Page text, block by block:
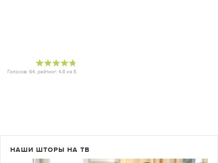
Голосов: 64, рейтинг: 4.8 из 5
НАШИ ШТОРЫ НА ТВ